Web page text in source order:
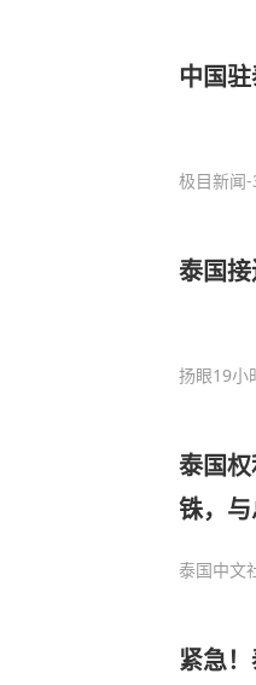
中国
极目新闻-
泰国
扬眼19小
泰国
铢，
泰国中文
紧急